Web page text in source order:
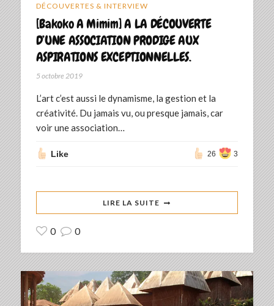
DÉCOUVERTES & INTERVIEW
[Bakoko A Mimim] A LA DÉCOUVERTE
D’UNE ASSOCIATION PRODIGE AUX
ASPIRATIONS EXCEPTIONNELLES.
5 octobre 2019
L’art c’est aussi le dynamisme, la gestion et la
créativité. Du jamais vu, ou presque jamais, car
voir une association…
Like 26 3
LIRE LA SUITE
0 0